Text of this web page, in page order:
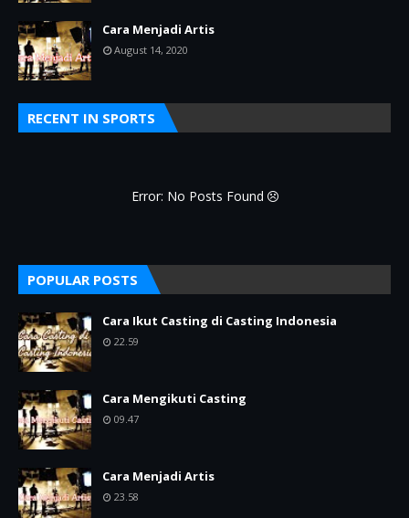
Cara Menjadi Artis
August 14, 2020
RECENT IN SPORTS
Error: No Posts Found
POPULAR POSTS
Cara Ikut Casting di Casting Indonesia
22.59
Cara Mengikuti Casting
09.47
Cara Menjadi Artis
23.58